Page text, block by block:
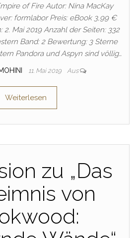
of Fire Autor: Nina MacKay
formlabor Preis: eBook 3,99 €
Mai 2019 Anzahl der Seiten: 332
Band: 2 Bewertung: 3 Sterne
Pandora und Aspyn sind völlig…
11. Mai 2019 Aus
Weiterlesen
zu „Das
von